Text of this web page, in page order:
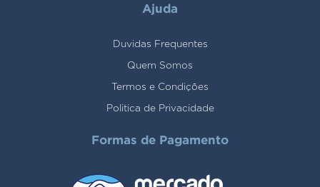
Ajuda
Duvidas Frequentes
Quem Somos
Termos e Condições
Politica de Privacidade
Formas de Pagamento